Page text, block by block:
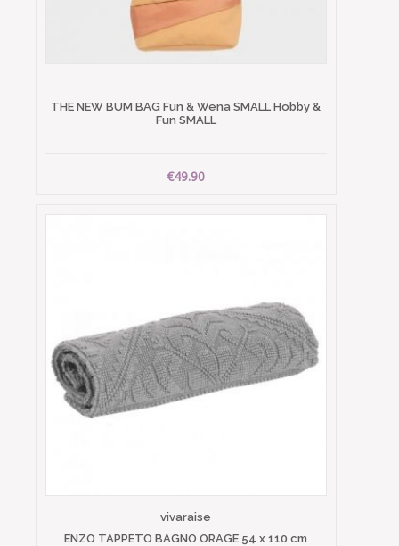
THE NEW BUM BAG Fun & Wena SMALL Hobby &
Fun SMALL
€49.90
vivaraise
ENZO TAPPETO BAGNO ORAGE 54 x 110 cm